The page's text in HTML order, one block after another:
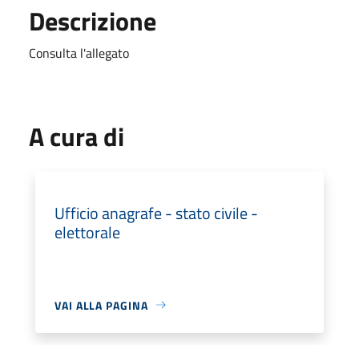
Descrizione
Consulta l'allegato
A cura di
Ufficio anagrafe - stato civile -
elettorale
VAI ALLA PAGINA